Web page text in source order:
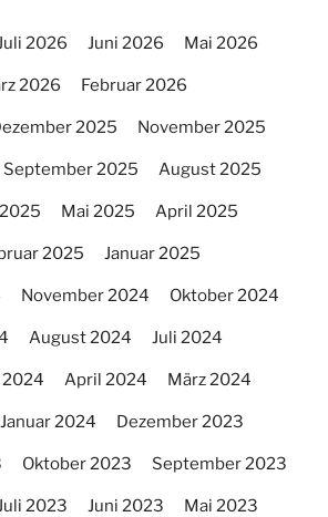
2026 Juni 2026 Mai 2026
2026 Februar 2026
2025 November 2025
September 2025 August 2025
Mai 2025 April 2025
2025 Januar 2025
November 2024 Oktober 2024
August 2024 Juli 2024
2024 April 2024 März 2024
Januar 2024 Dezember 2023
Oktober 2023 September 2023
2023 Juni 2023 Mai 2023